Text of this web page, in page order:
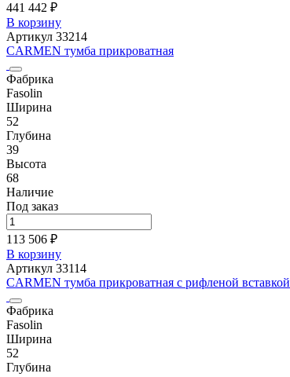
441 442 ₽
В корзину
Артикул 33214
CARMEN тумба прикроватная
Фабрика
Fasolin
Ширина
52
Глубина
39
Высота
68
Наличие
Под заказ
113 506 ₽
В корзину
Артикул 33114
CARMEN тумба прикроватная с рифленой вставкой
Фабрика
Fasolin
Ширина
52
Глубина